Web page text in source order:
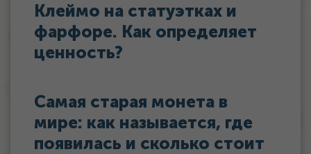
Клеймо на статуэтках и
фарфоре. Как определяет
ценность?
Самая старая монета в
мире: как называется, где
появилась и сколько стоит